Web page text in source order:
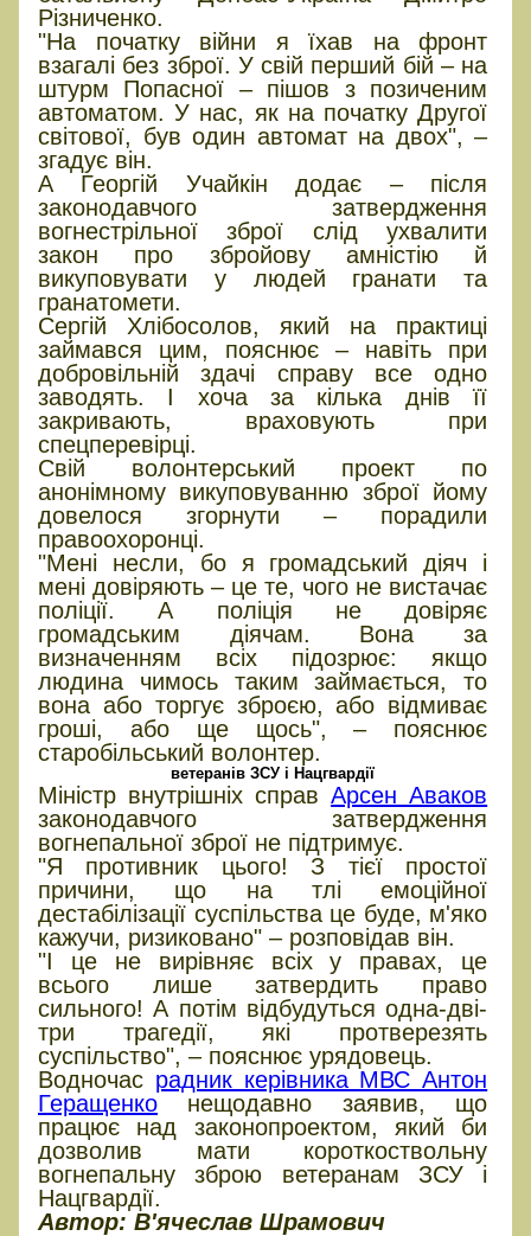
Різниченко.
"На початку війни я їхав на фронт
взагалі без зброї. У свій перший бій – на
штурм Попасної – пішов з позиченим
автоматом. У нас, як на початку Другої
світової, був один автомат на двох", –
згадує він.
А Георгій Учайкін додає – після
законодавчого затвердження
вогнестрільної зброї слід ухвалити
закон про збройову амністію й
викуповувати у людей гранати та
гранатомети.
Сергій Хлібосолов, який на практиці
займався цим, пояснює – навіть при
добровільній здачі справу все одно
заводять. І хоча за кілька днів її
закривають, враховують при
спецперевірці.
Свій волонтерський проект по
анонімному викуповуванню зброї йому
довелося згорнути – порадили
правоохоронці.
"Мені несли, бо я громадський діяч і
мені довіряють – це те, чого не вистачає
поліції. А поліція не довіряє
громадським діячам. Вона за
визначенням всіх підозрює: якщо
людина чимось таким займається, то
вона або торгує зброєю, або відмиває
гроші, або ще щось", – пояснює
старобільський волонтер.
ветеранів ЗСУ і Нацгвардії
Міністр внутрішніх справАрсен Аваков
законодавчого затвердження
вогнепальної зброї не підтримує.
"Я противник цього! З тієї простої
причини, що на тлі емоційної
дестабілізації суспільства це буде, м'яко
кажучи, ризиковано" – розповідав він.
"І це не вирівняє всіх у правах, це
всього лише затвердить право
сильного! А потім відбудуться одна-дві-
три трагедії, які протверезять
суспільство", – пояснює урядовець.
Водночас радник керівника МВС Антон
Геращенко нещодавно заявив, що
працює над законопроектом, який би
дозволив мати короткоствольну
вогнепальну зброю ветеранам ЗСУ і
Нацгвардії.
Автор: В'ячеслав Шрамович